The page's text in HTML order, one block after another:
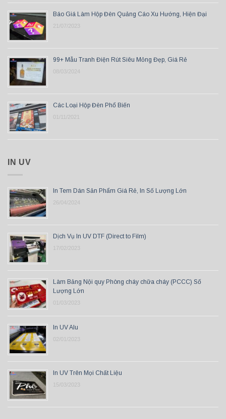
Báo Giá Làm Hộp Đèn Quảng Cáo Xu Hướng, Hiện Đại
21/07/2023
99+ Mẫu Tranh Điện Rút Siêu Mỏng Đẹp, Giá Rẻ
08/03/2024
Các Loại Hộp Đèn Phổ Biến
01/11/2021
IN UV
In Tem Dán Sản Phẩm Giá Rẻ, In Số Lượng Lớn
26/04/2024
Dịch Vụ In UV DTF (Direct to Film)
17/02/2023
Làm Bảng Nội quy Phòng cháy chữa cháy (PCCC) Số
Lượng Lớn
01/03/2023
In UV Alu
02/01/2023
In UV Trên Mọi Chất Liệu
15/03/2023